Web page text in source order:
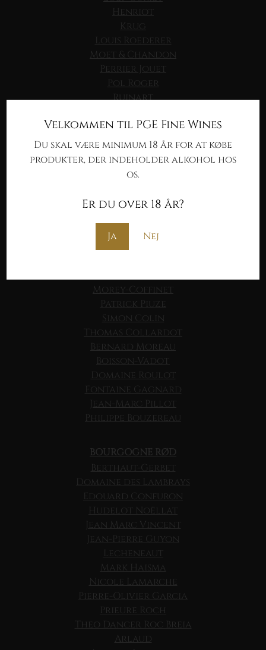
Velkommen til PGE Fine Wines
Du skal være minimum 18 år for at købe
produkter, der indeholder alkohol hos
os.
Er du over 18 år?
Ja Nej
Henriot
Krug
Louis Roederer
Moet & Chandon
Perrier Jouet
Pol Roger
Ruinart
BOURGOGNE HVID
Antoine Jobard
Bachelet-Monnot
Coffinet-Duvernay
Jacques Carillon
Lamy-Caillat
Morey-Coffinet
Patrick Piuze
Simon Colin
Thomas Collardot
Bernard Moreau
Boisson-Vadot
Domaine Roulot
Fontaine Gagnard
Jean-Marc Pillot
Philippe Bouzereau
BOURGOGNE RØD
Berthaut-Gerbet
Domaine des Lambrays
Edouard Confuron
Hudelot Noëllat
Jean Marc Vincent
Jean-Pierre Guyon
Lecheneaut
Mark Haisma
Nicole Lamarche
Pierre-Olivier Garcia
Prieure Roch
Theo Dancer Roc Breia
Arlaud